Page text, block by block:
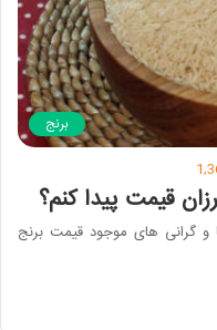
برنج
قیمت پیدا کنم؟
گرانی های موجود قیمت برنج